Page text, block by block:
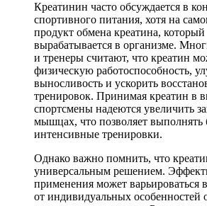
Креатинин часто обсуждается в
спортивного питания, хотя на
продукт обмена креатина, который
вырабатывается в организме.
и тренеры считают, что креатин
физическую работоспособность,
выносливость и ускорить
тренировок. Принимая креатин в
спортсмены надеются увеличить
мышцах, что позволяет выполнять
интенсивные тренировки.
Однако важно помнить, что
универсальным решением.
применения может варьироваться
от индивидуальных особенностей